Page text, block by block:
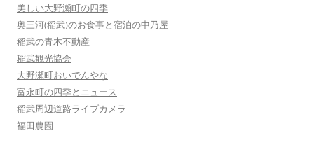
美しい大野瀬町の四季
奥三河(稲武)のお食事と宿泊の中乃屋
稲武の青木不動産
稲武観光協会
大野瀬町おいでんやな
富永町の四季とニュース
稲武周辺道路ライブカメラ
福田農園